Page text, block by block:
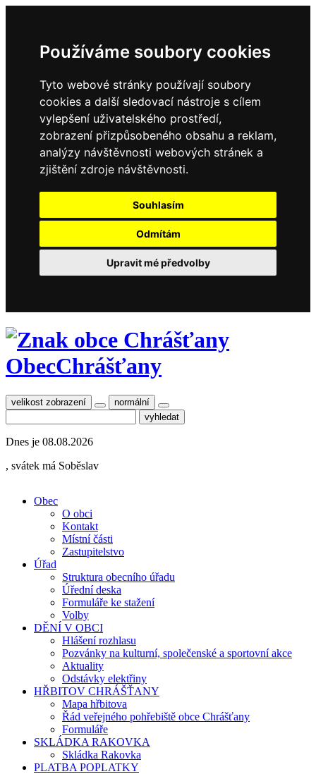
Používáme soubory cookies
Tyto webové stránky používají soubory
cookies a další sledovací nástroje s cílem
vylepšení uživatelského prostředí,
zobrazení přizpůsobeného obsahu a reklam,
analýzy návštěvnosti webových stránek a
zjištění zdroje návštěvnosti.
Souhlasím
Odmítám
Upravit mé předvolby
ObecChrášťany
velikost zobrazení normální
Dnes je 08.08.2026
, svátek má Soběslav
Obec
O obci
Kontakt
Místní části
Zastupitelstvo
Úřad
Struktura obecního úřadu
Úřední deska
Formuláře ke stažení
Volby
DĚNÍ V OBCI
Hlášení rozhlasu
Pozvánky na kulturní, společenské a sportovní akce
Aktuality
Odstávky elektřiny
HŘBITOV CHRÁŠŤANY
Mapa hřbitova
Řád veřejného pohřebiště obce Chrášťany
Formuláře
SKLÁDKA RAKOVKA
Skládka Rakovka
PLATBA POPLATKY